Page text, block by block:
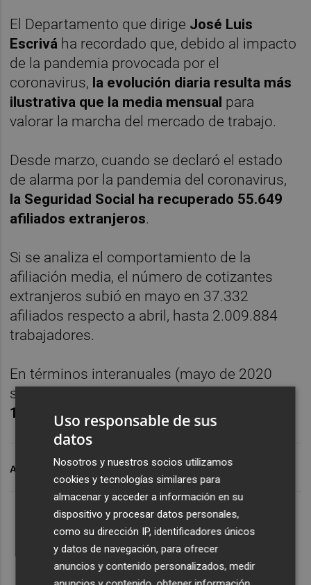
El Departamento que dirige José Luis
Escrivá ha recordado que, debido al impacto
de la pandemia provocada por el
coronavirus, la evolución diaria resulta más
ilustrativa que la media mensual para
valorar la marcha del mercado de trabajo.
Desde marzo, cuando se declaró el estado
de alarma por la pandemia del coronavirus,
la Seguridad Social ha recuperado 55.649
afiliados extranjeros.
Si se analiza el comportamiento de la
afiliación media, el número de cotizantes
extranjeros subió en mayo en 37.332
afiliados respecto a abril, hasta 2.009.884
trabajadores.
En términos interanuales (mayo de 2020
sobre mayo de 2019),
145.264 cotizantes extranjeros
ARCHIVADO EN SOCIAL
Uso responsable de sus
datos
Nosotros y nuestros socios utilizamos
cookies y tecnologías similares para
almacenar y acceder a información en su
dispositivo y procesar datos personales,
como su dirección IP, identificadores únicos
y datos de navegación, para ofrecer
anuncios y contenido personalizados, medir